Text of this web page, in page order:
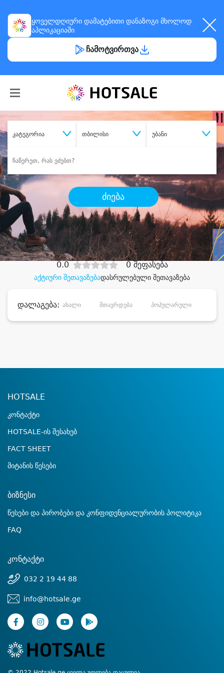
ყოველდღიური დამატებითი დანაზოგი მხოლოდ
აპლიკაციაში
ჩამოტვირთვა
კატეგორია თბილისი უბანი
ძიება
შეიძინესასურველი მომსახურება
დიდი დანაზოგით
აქტიური შეთავაზებადასრულებული შეთავაზება
0.0 0 შეფასება
დალაგება: ახალი მთავრდება პოპულარული
HOTSALE
კონტაქტი
HOTSALE-ის შესახებ
FACT SHEET
მიტანის წესები
ბიზნესი
წესები და პირობები და კონფიდენციალურობის პოლიტიკა
FAQ
კონტაქტი
032 2 19 44 88
info@hotsale.ge